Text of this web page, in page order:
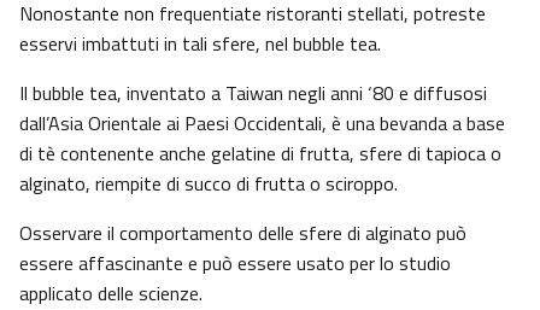
Nonostante non frequentiate ristoranti stellati, potreste
esservi imbattuti in tali sfere, nel bubble tea.
Il bubble tea, inventato a Taiwan negli anni ‘80 e diffusosi
dall’Asia Orientale ai Paesi Occidentali, è una bevanda a base
di tè contenente anche gelatine di frutta, sfere di tapioca o
alginato, riempite di succo di frutta o sciroppo.
Osservare il comportamento delle sfere di alginato può
essere affascinante e può essere usato per lo studio
applicato delle scienze.